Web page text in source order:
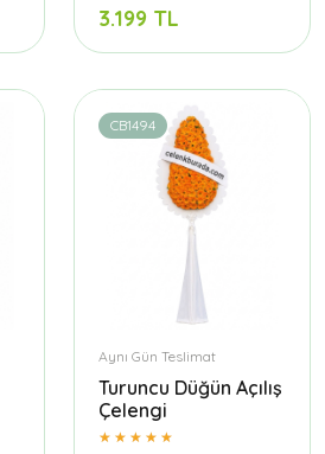
3.199 TL
CB1494
Aynı Gün Teslimat
Turuncu Düğün Açılış
Çelengi